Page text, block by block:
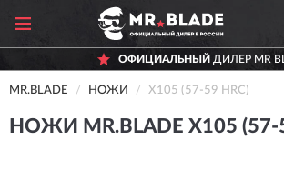
ОФИЦИАЛЬНЫЙ ДИЛЕР MR
MR.BLADE НОЖИ Х105 (57-59 HRC)
НОЖИ MR.BLADE Х105 (57-